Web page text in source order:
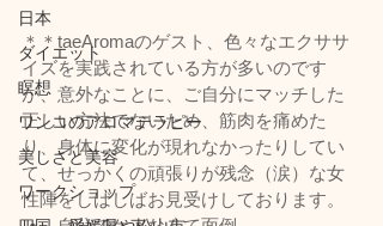
日本
ダイエット
瞑想
ワンコのアロマテラピー
美しさと美容
ワークショップ
＊＊taeAromaのゲスト、色々なエクササ
イズを実践されている方が多いのです
が、意外なことに、ご自分にマッチした
正しい方法でないため、筋肉を痛めた
り、身体に変化が現れなかったりしてい
て、せっかくの頑張りが残念（涙）な女
性陣をしばしばお見受けしております。